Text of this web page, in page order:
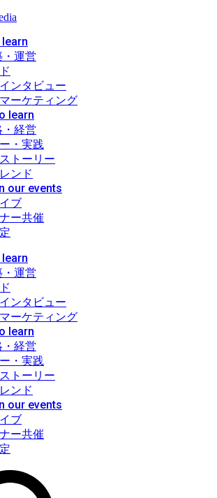
learn
・運営
ンタビュー
ーケティング
learn
・経営
・実践
トーリー
ンド
our events
ブ
ー共催
learn
・運営
ンタビュー
ーケティング
learn
・経営
・実践
トーリー
ンド
our events
ブ
ー共催